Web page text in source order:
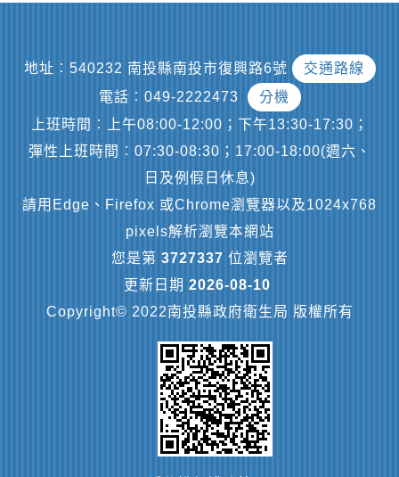
地址︰540232 南投縣南投市復興路6號
交通路線
電話︰049-2222473
分機
上班時間︰上午08:00-12:00；下午13:30-17:30；
彈性上班時間︰07:30-08:30；17:00-18:00(週六、
日及例假日休息)
請用Edge、Firefox 或Chrome瀏覽器以及1024x768
pixels解析瀏覽本網站
您是第 3727337 位瀏覽者
更新日期 2026-08-10
Copyright© 2022南投縣政府衛生局 版權所有